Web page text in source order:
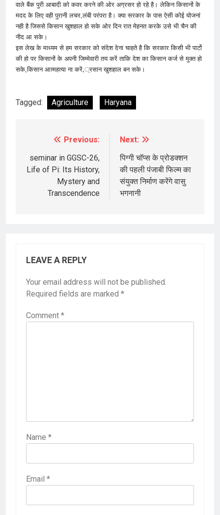
वाले बैंक पुरी आबादी को कवर करने की ओर अग्रसर हो रहे है। लेकिन किसानों के
मदद के लिए वही पुरानी लचर,लंबी परंपरा है। क्या सरकार के पास ऐसी कोई योजनां
नही है जिससे किसान खुशहाल हो सके ओर दिन रात मेहनत करके उसे भी चैन की
नीद आ सके।
इस लेख के माध्यम से हम सरकार को संदेश देना चाहते है कि सरकार किसी भी पार्टो
की हो पर किसानों के अपनी जिम्मेवारी तय करें ताकि देश का किसान कर्ज से मुक्त हो
सके,किसान आत्महत्या ना करें,्रसान खुशहाल बन सके।
Tagged: Agriculture Haryana
navigation
Previous:
seminar in GGSC-26,
Life of Pi: Its History,
Mystery and
Transcendence
Next:
पिग्गी चॉप्स के प्रोडक्शन
की पहली पंजाबी फिल्म का
संयुक्त निर्माण करेंगे वासु
भगनानी
LEAVE A REPLY
Your email address will not be published.
Required fields are marked *
Comment *
Name *
Email *